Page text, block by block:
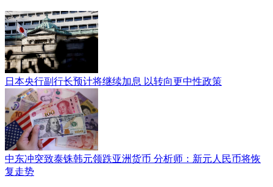
日本央行副行长预计将继续加息 以转向更中性政策
中东冲突致泰铢韩元领跌亚洲货币 分析师：新元人民币将恢
复走势